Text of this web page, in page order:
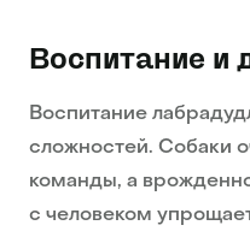
Воспитание и
Воспитание
сложностей. Собаки
команды, а
с человеком